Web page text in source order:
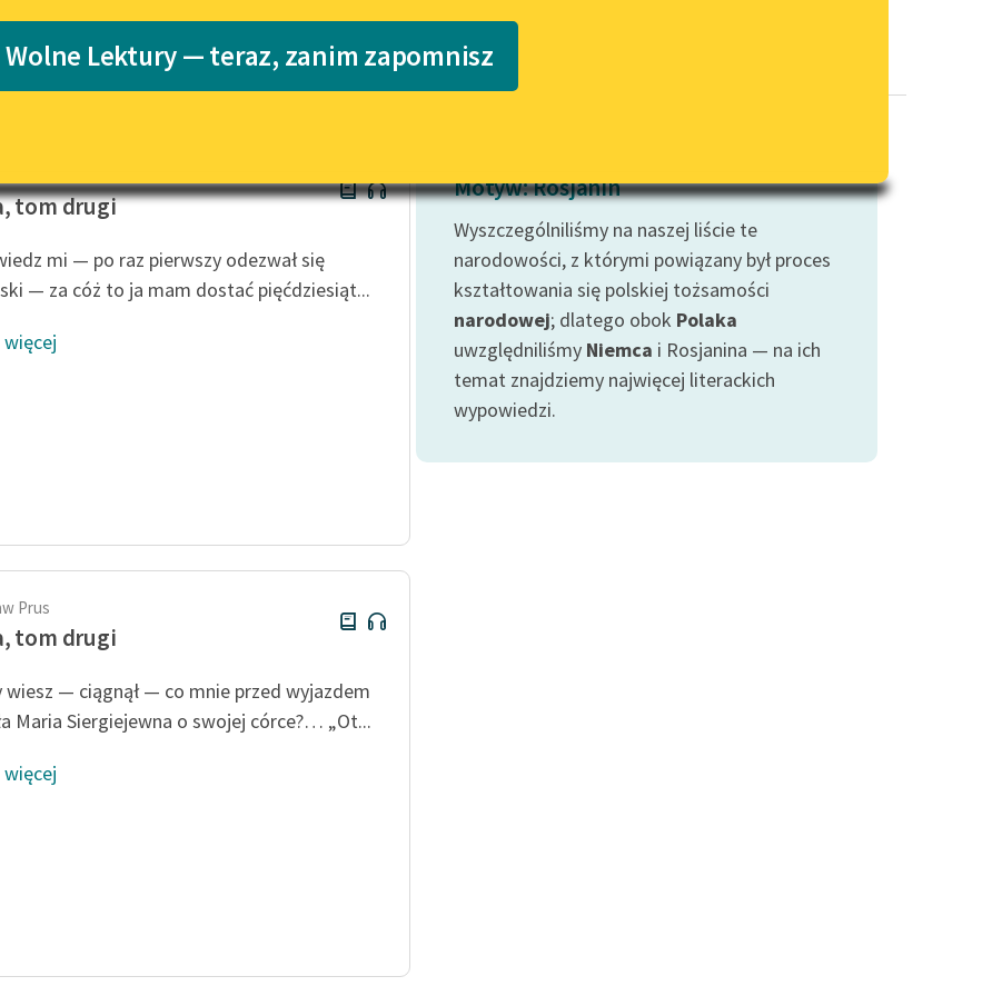
Lektury szkolne i klasyka
literatury do słuchania dla
E-kolekcja lektur szkolnych i
literatury do słuchania dla
niepełnosprawnościami
Feministyczne inspiracje.
Popularyzacja skandynawskiej
Katalog
Katalog w formacie PDF
wrażliwych
Deklaracja dostępności
Wolne Lektury — teraz, zanim zapomnisz
tom drugi
mi — po raz pierwszy odezwał się
— za cóż to ja mam dostać pięćdziesiąt...
więcej
Prus
tom drugi
— ciągnął — co mnie przed wyjazdem
Maria Siergiejewna o swojej córce?… „Ot...
więcej
Motyw: Rosjanin
Wyszczególniliśmy na naszej liście te
narodowości, z którymi powiązany był proces
kształtowania się polskiej tożsamości
narodowej; dlatego obok Polaka
uwzględniliśmy Niemca i Rosjanina — na ich
temat znajdziemy najwięcej literackich
wypowiedzi.